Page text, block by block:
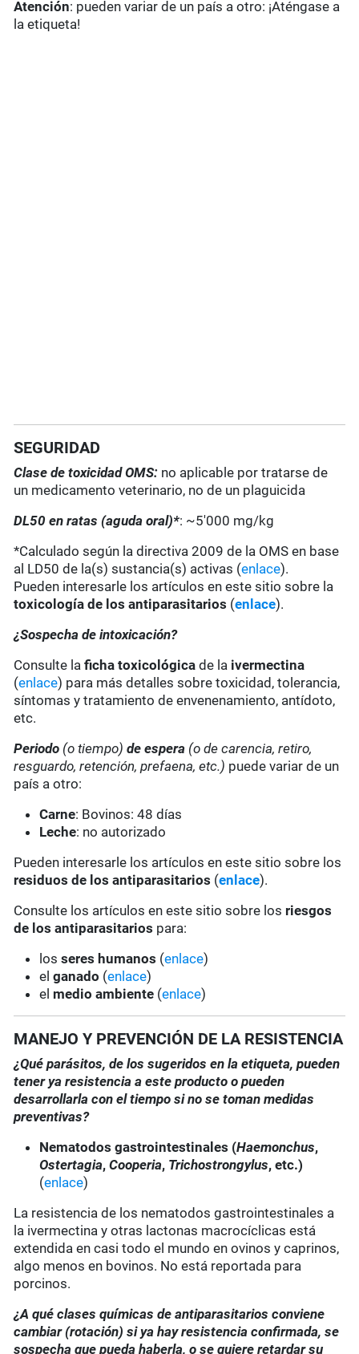
Atención: pueden variar de un país a otro: ¡Aténgase a
la etiqueta!
SEGURIDAD
Clase de toxicidad OMS: no aplicable por tratarse de
un medicamento veterinario, no de un plaguicida
DL50 en ratas (aguda oral)*: ~5'000 mg/kg
*Calculado según la directiva 2009 de la OMS en base
al LD50 de la(s) sustancia(s) activas (enlace).
Pueden interesarle los artículos en este sitio sobre la
toxicología de los antiparasitarios (enlace).
¿Sospecha de intoxicación?
Consulte laficha toxicológica de la ivermectina
(enlace) para más detalles sobre toxicidad, tolerancia,
síntomas y tratamiento de envenenamiento, antídoto,
etc.
Periodo (o tiempo) de espera (o de carencia, retiro,
resguardo, retención, prefaena, etc.) puede variar de un
país a otro:
Carne: Bovinos: 48 días
Leche: no autorizado
Pueden interesarle los artículos en este sitio sobre los
residuos de los antiparasitarios (enlace).
Consulte los artículos en este sitio sobre los riesgos
de los antiparasitarios para:
losseres humanos (enlace)
elganado (enlace)
el medio ambiente (enlace)
MANEJO Y PREVENCIÓN DE LA RESISTENCIA
¿Qué parásitos, de los sugeridos en la etiqueta, pueden
tener ya resistencia a este producto o pueden
desarrollarla con el tiempo si no se toman medidas
preventivas?
Nematodos gastrointestinales (Haemonchus,
Ostertagia,Cooperia, Trichostrongylus, etc.)
(enlace)
La resistencia de los nematodos gastrointestinales a
la ivermectina y otras lactonas macrocíclicas está
extendida en casi todo el mundo en ovinos y caprinos,
algo menos en bovinos. No está reportada para
porcinos.
¿A qué clases químicas de antiparasitarios conviene
cambiar (rotación) si ya hay resistencia confirmada, se
sospecha que pueda haberla, o se quiere retardar su